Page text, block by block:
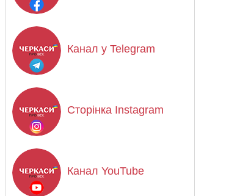
Канал у Telegram
Сторінка Instagram
Канал YouTube